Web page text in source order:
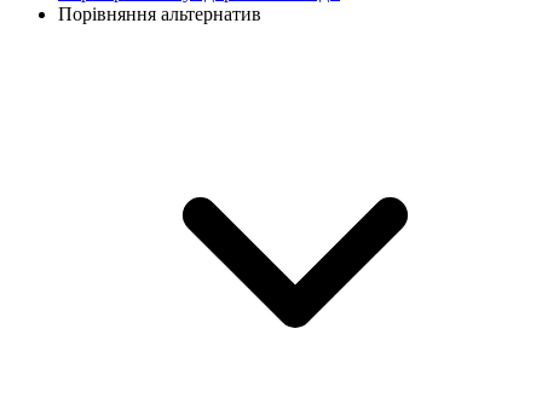
Порівняння альтернатив